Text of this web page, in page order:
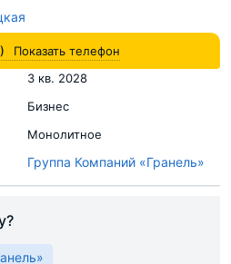
3 кв. 2028
Бизнес
Монолитное
Группа Компаний «Гранель»
Показать телефон